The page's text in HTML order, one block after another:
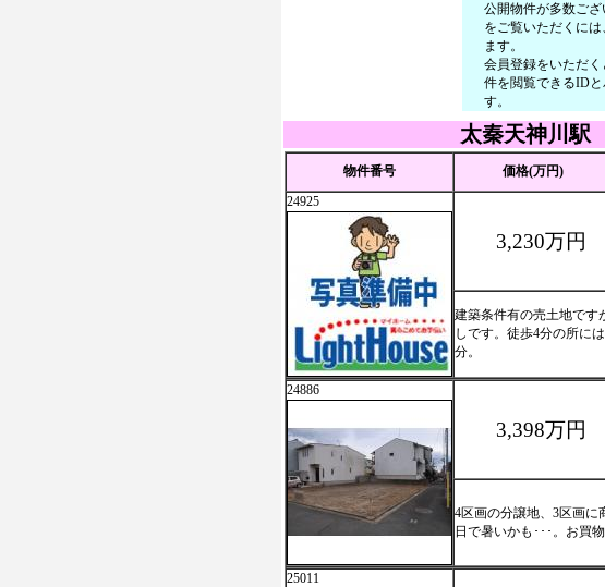
公開物件が多数ご
をご覧いただくに
ます。
会員登録をいただ
件を閲覧できるID
す。
太秦天神川駅
物件番号 価格(万円)
24925
3,230万円
建築条件有の売土地です
しです。徒歩4分の所に
分。
24886
3,398万円
4区画の分譲地、3区画に
日で暑いかも･･･。お買
25011